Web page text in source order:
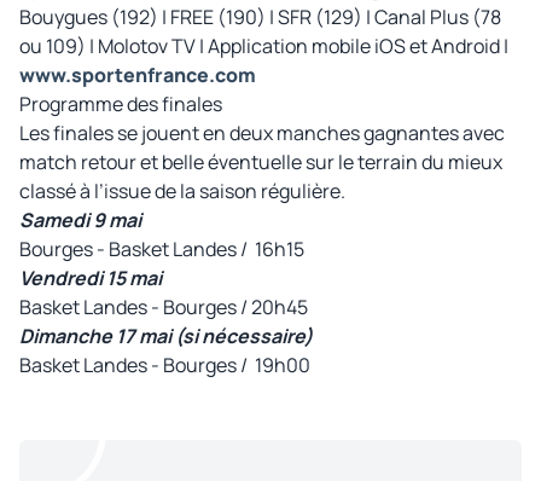
Bouygues (192) | FREE (190) | SFR (129) | Canal Plus (78
ou 109) | Molotov TV | Application mobile iOS et Android |
www.sportenfrance.com
Programme des finales
Les finales se jouent en deux manches gagnantes avec
match retour et belle éventuelle sur le terrain du mieux
classé à l’issue de la saison régulière.
Samedi 9 mai
Bourges - Basket Landes / 16h15
Vendredi 15 mai
Basket Landes - Bourges / 20h45
Dimanche 17 mai (si nécessaire)
Basket Landes - Bourges / 19h00